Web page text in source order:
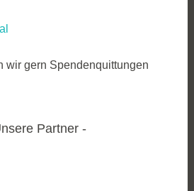
wir gern Spendenquittungen
Partner